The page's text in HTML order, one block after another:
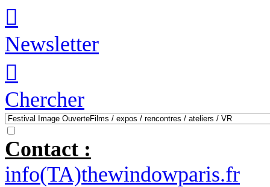

Newsletter

Chercher
Contact :
info(TA)thewindowparis.fr